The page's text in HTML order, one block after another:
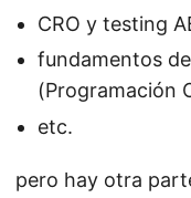
CRO y testing
fundamentos
(Programación
etc.
pero hay otra